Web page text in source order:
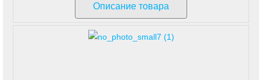
Описание товара